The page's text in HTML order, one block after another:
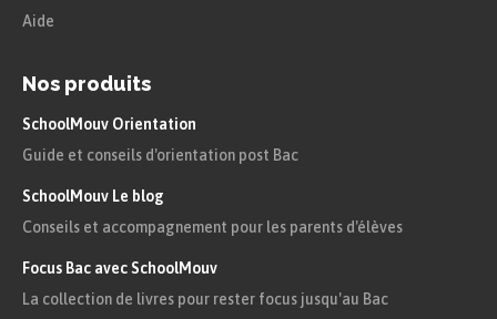
Aide
Nos produits
SchoolMouv Orientation
Guide et conseils d'orientation post Bac
SchoolMouv Le blog
Conseils et accompagnement pour les parents d'élèves
Focus Bac avec SchoolMouv
La collection de livres pour rester focus jusqu'au Bac